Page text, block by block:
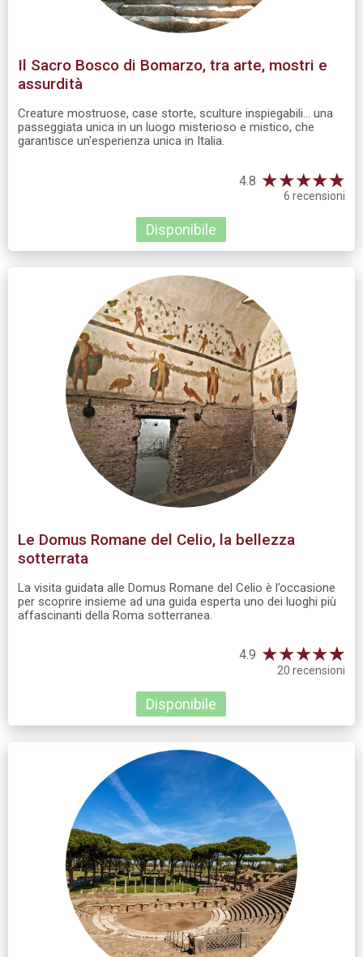
Il Sacro Bosco di Bomarzo, tra arte, mostri e
assurdità
Creature mostruose, case storte, sculture inspiegabili... una
passeggiata unica in un luogo misterioso e mistico, che
garantisce un'esperienza unica in Italia.
4.8 ★★★★☆
★
6 recensioni
Disponibile
Le Domus Romane del Celio, la bellezza
sotterrata
La visita guidata alle Domus Romane del Celio è l’occasione
per scoprire insieme ad una guida esperta uno dei luoghi più
affascinanti della Roma sotterranea.
4.9 ★★★★☆
★
20 recensioni
Disponibile